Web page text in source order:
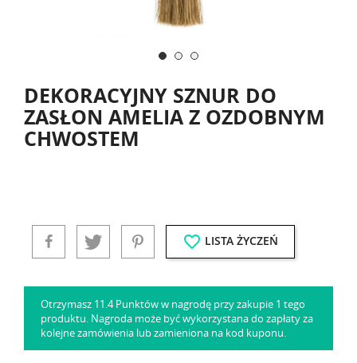
DEKORACYJNY SZNUR DO
ZASŁON AMELIA Z OZDOBNYM
CHWOSTEM
favorite_border LISTA ŻYCZEŃ
Otrzymasz 11.4 Punktów w nagrodę przy zakupie 1 tego
produktu. Nagroda może być wykorzystana do zapłaty za
kolejne zamówienia lub zamieniona na kod kuponu.